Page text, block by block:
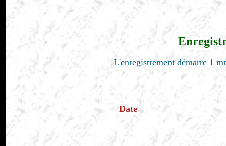
L'enregistrement démarre 1
Date